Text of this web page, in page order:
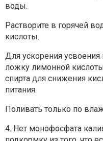
воды.
Растворите в горячей
кислоты.
Для ускорения
ложку лимонной
спирта для снижения
питания.
Поливать только по
4. Нет монофосфата